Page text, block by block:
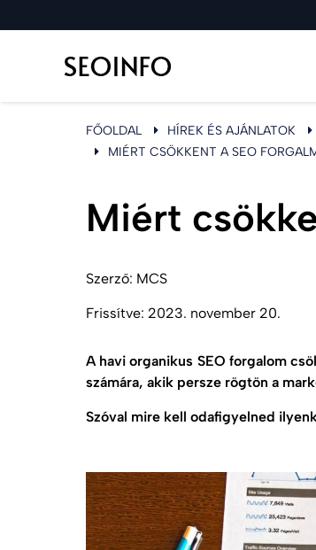
FŐOLDAL HÍREK ÉS AJÁNLATOK
MIÉRT CSÖKKENT A SEO
Miért
Szerző: MCS
Frissítve: 2023. november 20.
A havi organikus SEO forgalom
számára, akik persze rögtön a
Szóval mire kell odafigyelned